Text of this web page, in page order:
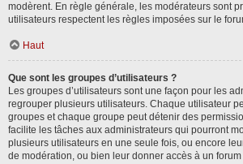
modèrent. En règle générale, les modérateurs sont
utilisateurs respectent les règles imposées sur le
Haut
Que sont les groupes d’utilisateurs ?
Les groupes d’utilisateurs sont une façon pour les
regrouper plusieurs utilisateurs. Chaque utilisateur
groupes et chaque groupe peut détenir des
facilite les tâches aux administrateurs qui pourront
plusieurs utilisateurs en une seule fois, ou encore
de modération, ou bien leur donner accès à un